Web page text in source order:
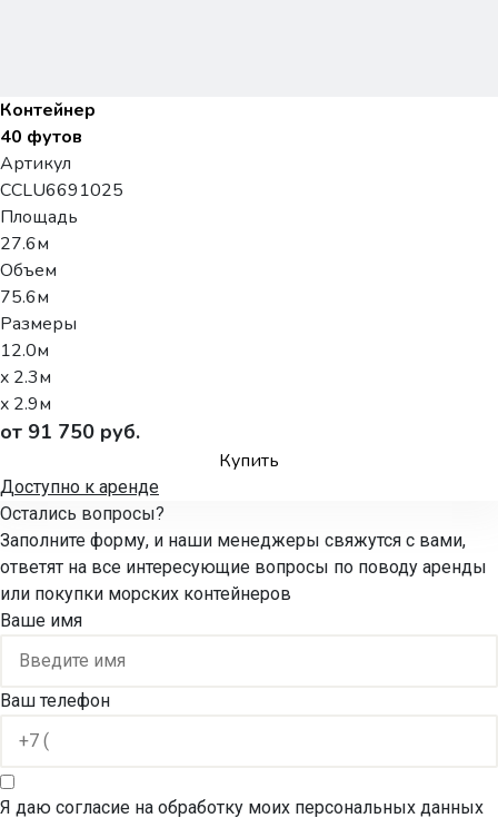
Контейнер
40 футов
Артикул
CCLU6691025
Площадь
27.6м
Объем
75.6м
Размеры
12.0м
x 2.3м
x 2.9м
от 91 750 руб.
Купить
Доступно к аренде
Остались вопросы?
Заполните форму, и наши менеджеры свяжутся с вами,
ответят на все интересующие вопросы по поводу аренды
или покупки морских контейнеров
Ваше имя
Ваш телефон
Я даю согласие на обработку моих персональных данных